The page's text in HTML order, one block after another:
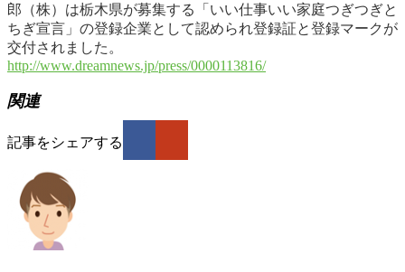
郎（株）は栃木県が募集する「いい仕事いい家庭つぎつぎと
ちぎ宣言」の登録企業として認められ登録証と登録マークが
交付されました。
http://www.dreamnews.jp/press/0000113816/
関連
記事をシェアする